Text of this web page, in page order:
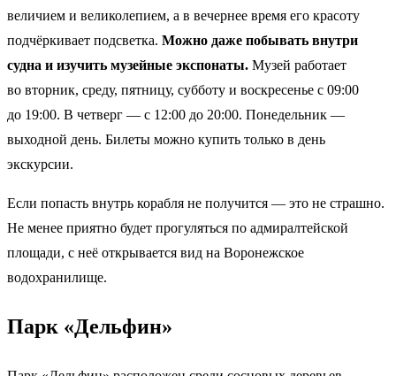
величием и великолепием, а в вечернее время его красоту
подчёркивает подсветка. Можно даже побывать внутри
судна и изучить музейные экспонаты. Музей работает
во вторник, среду, пятницу, субботу и воскресенье с 09:00
до 19:00. В четверг — с 12:00 до 20:00. Понедельник —
выходной день. Билеты можно купить только в день
экскурсии.
Если попасть внутрь корабля не получится — это не страшно.
Не менее приятно будет прогуляться по адмиралтейской
площади, с неё открывается вид на Воронежское
водохранилище.
Парк «Дельфин»